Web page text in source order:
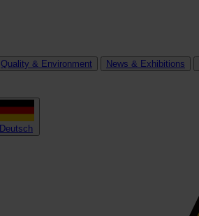
Quality & Environment News & Exhibitions
Deutsch